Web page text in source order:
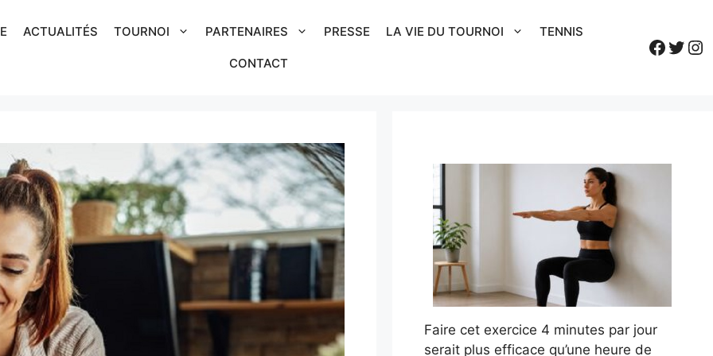
ACTUALITÉS TOURNOI PARTENAIRES PRESSE LA VIE DU TOURNOI TENNIS
CONTACT
Faire cet exercice 4 minutes par jour
serait plus efficace qu’une heure de